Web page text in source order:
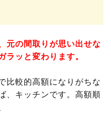
元の間取りが思い出せな
ラッと変わります。
比較的高額になりがちな
、キッチンです。高額順